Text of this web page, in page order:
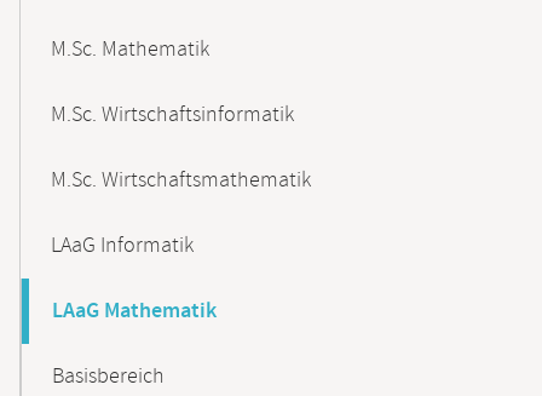
M.Sc. Mathematik
M.Sc. Wirtschaftsinformatik
M.Sc. Wirtschaftsmathematik
LAaG Informatik
LAaG Mathematik
Basisbereich